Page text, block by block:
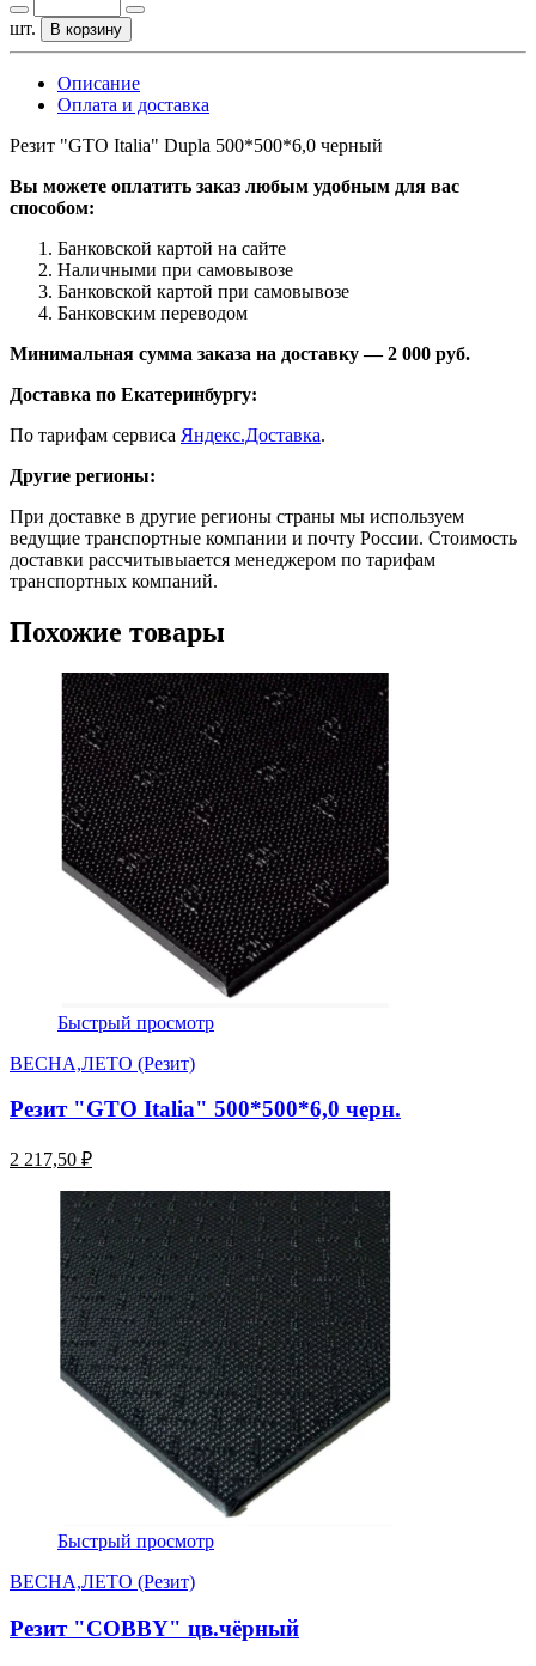
шт. В корзину
Описание
Оплата и доставка
Резит "GTO Italia" Dupla 500*500*6,0 черный
Вы можете оплатить заказ любым удобным для вас
способом:
Банковской картой на сайте
Наличными при самовывозе
Банковской картой при самовывозе
Банковским переводом
Минимальная сумма заказа на доставку — 2 000 руб.
Доставка по Екатеринбургу:
По тарифам сервиса Яндекс.Доставка.
Другие регионы:
При доставке в другие регионы страны мы используем
ведущие транспортные компании и почту России. Стоимость
доставки рассчитывыается менеджером по тарифам
транспортных компаний.
Похожие товары
Быстрый просмотр
ВЕСНА,ЛЕТО (Резит)
Резит "GTO Italia" 500*500*6,0 черн.
2 217,50 ₽
Быстрый просмотр
ВЕСНА,ЛЕТО (Резит)
Резит "COBBY" цв.чёрный